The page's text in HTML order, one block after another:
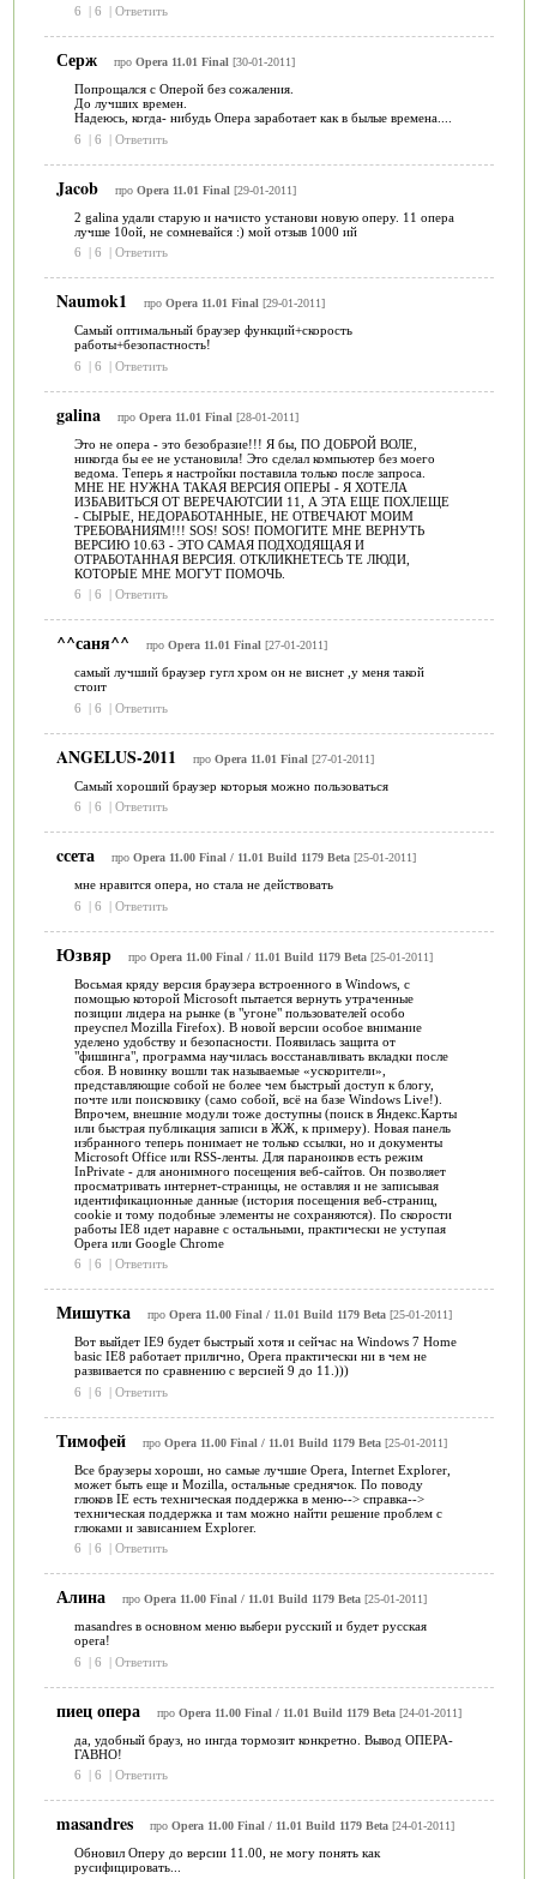
6
| 6 | Ответить
Серж про Opera 11.01 Final [30-01-2011]
Попрощался с Оперой без сожаления.
До лучших времен.
Надеюсь, когда- нибудь Опера заработает как в былые времена....
6
| 6 | Ответить
Jacob про Opera 11.01 Final [29-01-2011]
2 galina удали старую и начисто установи новую оперу. 11 опера
лучше 10ой, не сомневайся :) мой отзыв 1000 ий
6
| 6 | Ответить
Naumok1 про Opera 11.01 Final [29-01-2011]
Самый оптимальный браузер функций+скорость
работы+безопастность!
6
| 6 | Ответить
galina про Opera 11.01 Final [28-01-2011]
Это не опера - это безобразие!!! Я бы, ПО ДОБРОЙ ВОЛЕ,
никогда бы ее не установила! Это сделал компьютер без моего
ведома. Теперь я настройки поставила только после запроса.
МНЕ НЕ НУЖНА ТАКАЯ ВЕРСИЯ ОПЕРЫ - Я ХОТЕЛА
ИЗБАВИТЬСЯ ОТ ВЕРЕЧАЮТСИИ 11, А ЭТА ЕЩЕ ПОХЛЕЩЕ
- СЫРЫЕ, НЕДОРАБОТАННЫЕ, НЕ ОТВЕЧАЮТ МОИМ
ТРЕБОВАНИЯМ!!! SOS! SOS! ПОМОГИТЕ МНЕ ВЕРНУТЬ
ВЕРСИЮ 10.63 - ЭТО САМАЯ ПОДХОДЯЩАЯ И
ОТРАБОТАННАЯ ВЕРСИЯ. ОТКЛИКНЕТЕСЬ ТЕ ЛЮДИ,
КОТОРЫЕ МНЕ МОГУТ ПОМОЧЬ.
6
| 6 | Ответить
^^саня^^ про Opera 11.01 Final [27-01-2011]
самый лучший браузер гугл хром он не виснет ,у меня такой
стоит
6
| 6 | Ответить
ANGELUS-2011 про Opera 11.01 Final [27-01-2011]
Самый хороший браузер которыя можно пользоваться
6
| 6 | Ответить
cсета про Opera 11.00 Final / 11.01 Build 1179 Beta[25-01-2011]
мне нравится опера, но стала не действовать
6
| 6 | Ответить
Юзвяр про Opera 11.00 Final / 11.01 Build 1179 Beta[25-01-2011]
Восьмая кряду версия браузера встроенного в Windows, с
помощью которой Microsoft пытается вернуть утраченные
позиции лидера на рынке (в "угоне" пользователей особо
преуспел Mozilla Firefox). В новой версии особое внимание
уделено удобству и безопасности. Появилась защита от
"фишинга", программа научилась восстанавливать вкладки после
сбоя. В новинку вошли так называемые «ускорители»,
представляющие собой не более чем быстрый доступ к блогу,
почте или поисковику (само собой, всё на базе Windows Live!).
Впрочем, внешние модули тоже доступны (поиск в Яндекс.Карты
или быстрая публикация записи в ЖЖ, к примеру). Новая панель
избранного теперь понимает не только ссылки, но и документы
Microsoft Office или RSS-ленты. Для параноиков есть режим
InPrivate - для анонимного посещения веб-сайтов. Он позволяет
просматривать интернет-страницы, не оставляя и не записывая
идентификационные данные (история посещения веб-страниц,
cookie и тому подобные элементы не сохраняются). По скорости
работы IE8 идет наравне с остальными, практически не уступая
Opera или Google Chrome
6
| 6 | Ответить
Мишутка про Opera 11.00 Final / 11.01 Build 1179 Beta[25-01-2011]
Вот выйдет IE9 будет быстрый хотя и сейчас на Windows 7 Home
basic IE8 работает прилично, Opera практически ни в чем не
развивается по сравнению с версией 9 до 11.)))
6
| 6 | Ответить
Тимофей про Opera 11.00 Final / 11.01 Build 1179 Beta[25-01-2011]
Все браузеры хороши, но самые лучшие Opera, Internet Explorer,
может быть еще и Mozilla, остальные среднячок. По поводу
глюков IE есть техническая поддержка в меню--> справка-->
техническая поддержка и там можно найти решение проблем с
глюками и зависанием Explorer.
6
| 6 | Ответить
Алина про Opera 11.00 Final / 11.01 Build 1179 Beta[25-01-2011]
masandres в основном меню выбери русский и будет русская
opera!
6
| 6 | Ответить
пиец опера про Opera 11.00 Final / 11.01 Build 1179 Beta[24-01-2011]
да, удобный брауз, но ингда тормозит конкретно. Вывод ОПЕРА-
ГАВНО!
6
| 6 | Ответить
masandres про Opera 11.00 Final / 11.01 Build 1179 Beta[24-01-2011]
Обновил Оперу до версии 11.00, не могу понять как
русифицировать...